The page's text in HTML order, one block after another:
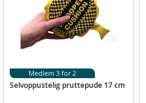
Selvoppustelig pruttepude 17 cm
Medlem 3 for 2